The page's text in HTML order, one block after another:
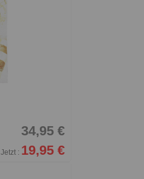
Jetzt : 19,95 €
34,95 €